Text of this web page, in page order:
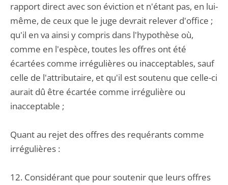
rapport direct avec son éviction et n'étant pas, en lui-
même, de ceux que le juge devrait relever d'office ;
qu'il en va ainsi y compris dans l'hypothèse où,
comme en l'espèce, toutes les offres ont été
écartées comme irrégulières ou inacceptables, sauf
celle de l'attributaire, et qu'il est soutenu que celle-ci
aurait dû être écartée comme irrégulière ou
inacceptable ;
Quant au rejet des offres des requérants comme
irrégulières :
12. Considérant que pour soutenir que leurs offres